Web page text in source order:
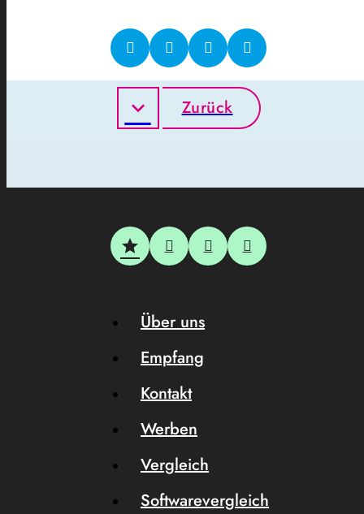
Zurück
Über uns
Empfang
Kontakt
Werben
Vergleich
Softwarevergleich